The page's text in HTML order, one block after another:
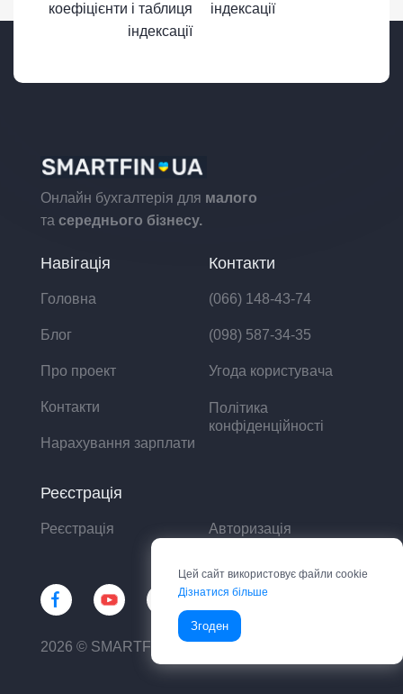
коефіцієнти і таблиця
індексації
індексації
Онлайн бухгалтерія для малого
та середнього бізнесу.
2026 © SMARTFIN UA
Навігація
Головна
Блог
Про проект
Контакти
Нарахування зарплати
Контакти
(066) 148-43-74
(098) 587-34-35
Угода користувача
Політика
конфіденційності
Реєстрація
Реєстрація Авторизація
Цей сайт використовує файли cookie
Дізнатися більше
Згоден